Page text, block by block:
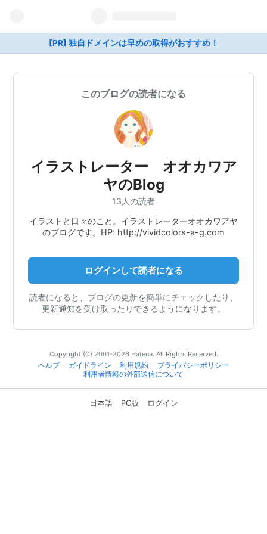
[PR] 独自ドメインは早めの取得がおすすめ！
このブログの読者になる
イラストレーター オオカワア
ヤのBlog
13人の読者
イラストと日々のこと。イラストレーターオオカワアヤ
のブログです。HP: http://vividcolors-a-g.com
ログインして読者になる
読者になると、ブログの更新を簡単にチェックしたり、
更新通知を受け取ったりできるようになります。
Copyright (C) 2001-2026 Hatena. All Rights Reserved.
ヘルプ
ガイドライン 利用規約
プライバシーポリシー
利用者情報の外部送信について
日本語 PC版 ログイン